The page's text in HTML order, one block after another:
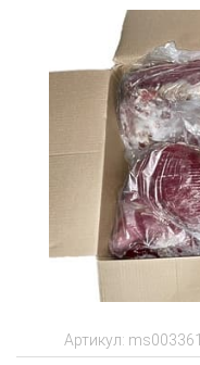
Артикул: ms003361